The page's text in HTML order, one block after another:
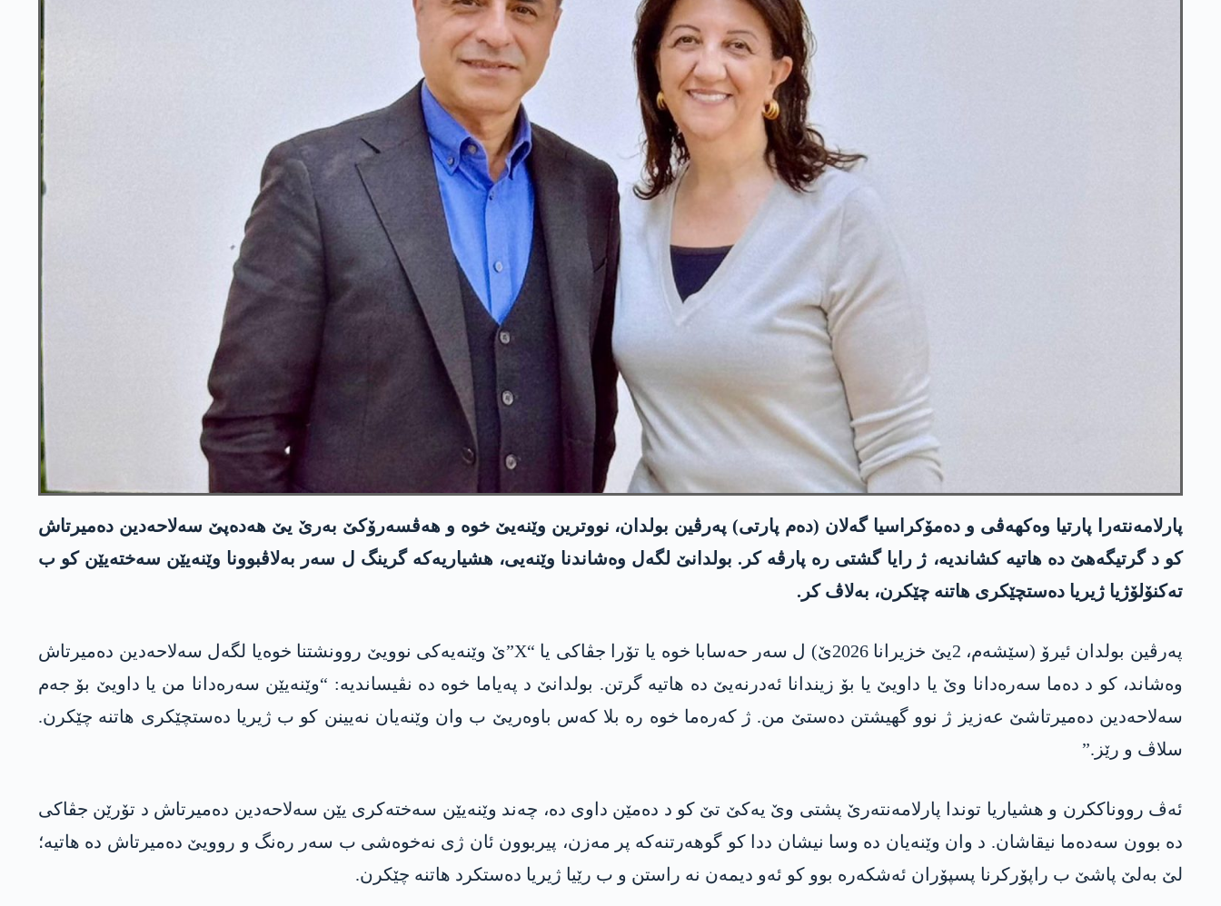
پارلامەنتەرا پارتیا وەکھەڤی و دەمۆکراسیا گەلان (دەم پارتی) پەرڤین بولدان، نووترین وێنەیێ خوە و ھەڤسەرۆکێ بەرێ یێ ھەدەپێ سەلاحەدین دەمیرتاش
کو د گرتیگەھێ دە ھاتیە کشاندیە، ژ رایا گشتی رە پارڤە کر. بولدانێ لگەل وەشاندنا وێنەیی، ھشیاریەکە گرینگ ل سەر بەلاڤبوونا وێنەیێن سەختەیێن کو ب
تەکنۆلۆژیا ژیریا دەستچێکری ھاتنە چێکرن، بەلاڤ کر.
پەرڤین بولدان ئیرۆ (سێشەم، 2یێ خزیرانا 2026ێ) ل سەر حەسابا خوە یا تۆرا جڤاکی یا “X”ێ وێنەیەکی نوویێ روونشتنا خوەیا لگەل سەلاحەدین دەمیرتاش
وەشاند، کو د دەما سەرەدانا وێ یا داویێ یا بۆ زیندانا ئەدرنەیێ دە ھاتیە گرتن. بولدانێ د پەیاما خوە دە نڤیساندیە: “وێنەیێن سەرەدانا من یا داویێ بۆ جەم
سەلاحەدین دەمیرتاشێ عەزیز ژ نوو گھیشتن دەستێ من. ژ کەرەما خوە رە بلا کەس باوەریێ ب وان وێنەیان نەیینن کو ب ژیریا دەستچێکری ھاتنە چێکرن.
سلاڤ و رێز.”
ئەڤ رووناککرن و ھشیاریا توندا پارلامەنتەرێ پشتی وێ یەکێ تێ کو د دەمێن داوی دە، چەند وێنەیێن سەختەکری یێن سەلاحەدین دەمیرتاش د تۆرێن جڤاکی
دە بوون سەدەما نیقاشان. د وان وێنەیان دە وسا نیشان ددا کو گوھەرتنەکە پر مەزن، پیربوون ئان ژی نەخوەشی ب سەر رەنگ و روویێ دەمیرتاش دە ھاتیە؛
لێ بەلێ پاشێ ب راپۆرکرنا پسپۆران ئەشکەرە بوو کو ئەو دیمەن نە راستن و ب رێیا ژیریا دەستکرد ھاتنە چێکرن.